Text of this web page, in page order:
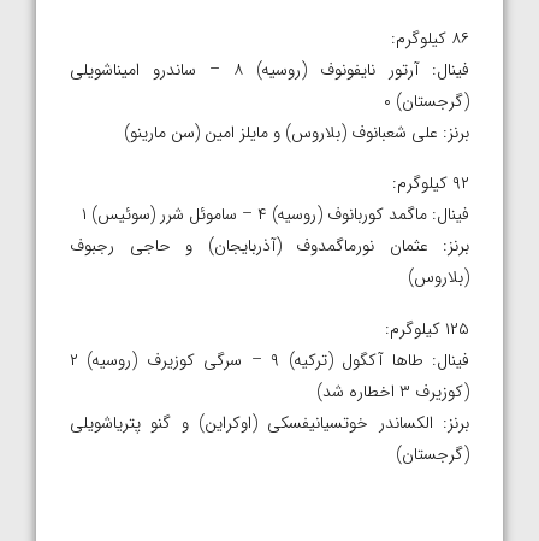
۸۶ کیلوگرم:
فینال: آرتور نایفونوف (روسیه) ۸ – ساندرو امیناشویلی
(گرجستان) ۰
برنز: علی شعبانوف (بلاروس) و مایلز امین (سن مارینو)
۹۲ کیلوگرم:
فینال: ماگمد کوربانوف (روسیه) ۴ – ساموئل شرر (سوئیس) ۱
برنز: عثمان نورماگمدوف (آذربایجان) و حاجی رجبوف
(بلاروس)
۱۲۵ کیلوگرم:
فینال: طاها آکگول (ترکیه) ۹ – سرگی کوزیرف (روسیه) ۲
(کوزیرف ۳ اخطاره شد)
برنز: الکساندر خوتسیانیفسکی (اوکراین) و گنو پتریاشویلی
(گرجستان)